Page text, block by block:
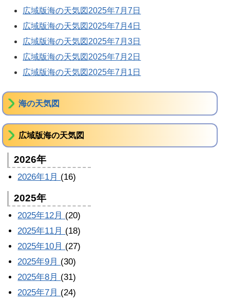
広域版海の天気図2025年7月7日
広域版海の天気図2025年7月4日
広域版海の天気図2025年7月3日
広域版海の天気図2025年7月2日
広域版海の天気図2025年7月1日
海の天気図
広域版海の天気図
2026年
2026年1月 (16)
2025年
2025年12月 (20)
2025年11月 (18)
2025年10月 (27)
2025年9月 (30)
2025年8月 (31)
2025年7月 (24)